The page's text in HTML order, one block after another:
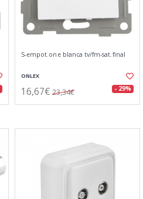
S-empot.one blanca tv/fm-sat.final
ONLEX
16,67€ 23,34€ - 29%